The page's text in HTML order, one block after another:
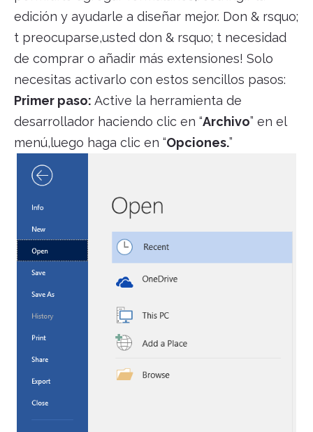
edición y ayudarle a diseñar mejor. Don & rsquo;
t preocuparse,usted don & rsquo; t necesidad
de comprar o añadir más extensiones! Solo
necesitas activarlo con estos sencillos pasos:
Primer paso: Active la herramienta de
desarrollador haciendo clic en “Archivo” en el
menú,luego haga clic en “Opciones.”